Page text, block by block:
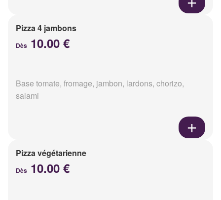
Pizza 4 jambons
Dès 10.00 €
Base tomate, fromage, jambon, lardons, chorizo,
salami
Pizza végétarienne
Dès 10.00 €